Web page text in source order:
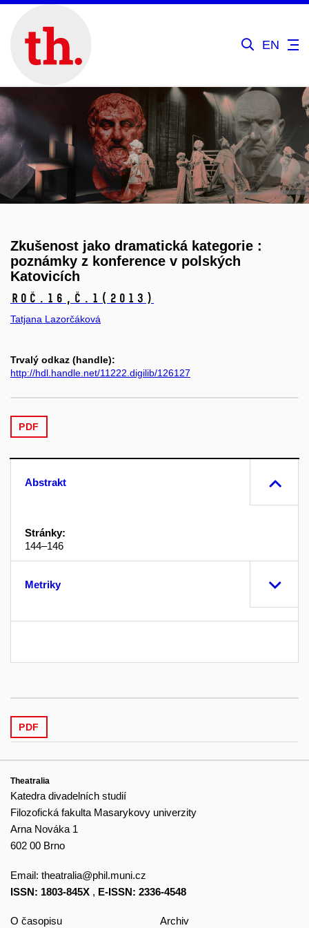
EN
Zkušenost jako dramatická kategorie :
poznámky z konference v polských
Katovicích
Roč.16, č.1 (2013)
Tatjana Lazorčáková
Trvalý odkaz (handle):
http://hdl.handle.net/11222.digilib/126127
PDF
Abstrakt
Stránky:
144–146
Metriky
PDF
Theatralia
Katedra divadelních studií
Filozofická fakulta Masarykovy univerzity
Arna Nováka 1
602 00 Brno
Email: theatralia@phil.muni.cz
ISSN: 1803-845X , E-ISSN: 2336-4548
O časopisu Archiv